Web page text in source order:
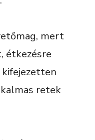
mert
étkezésre
retek